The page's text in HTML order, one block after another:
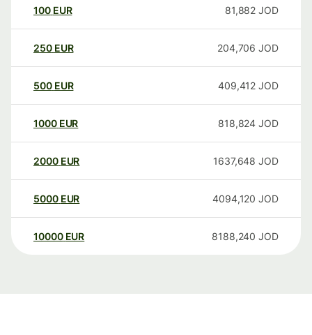
100 EUR 81,882 JOD
250 EUR 204,706 JOD
500 EUR 409,412 JOD
1000 EUR 818,824 JOD
2000 EUR 1637,648 JOD
5000 EUR 4094,120 JOD
10000 EUR 8188,240 JOD